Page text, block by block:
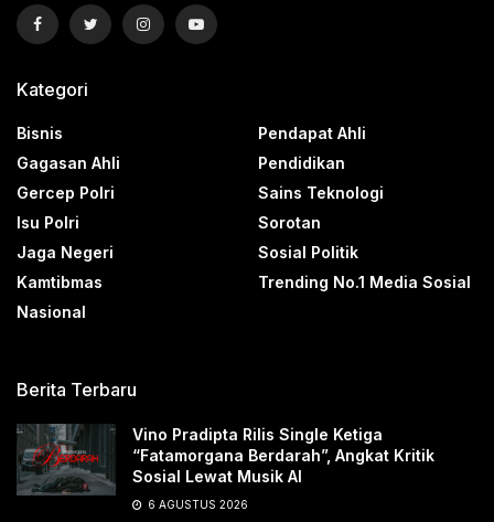
Kategori
Bisnis
Gagasan Ahli
Gercep Polri
Isu Polri
Jaga Negeri
Kamtibmas
Nasional
Pendapat Ahli
Pendidikan
Sains Teknologi
Sorotan
Sosial Politik
Trending No.1 Media Sosial
Berita Terbaru
Vino Pradipta Rilis Single Ketiga
“Fatamorgana Berdarah”, Angkat Kritik
Sosial Lewat Musik AI
6 AGUSTUS 2026